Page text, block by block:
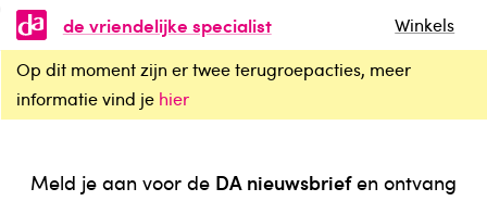
de vriendelijke specialist
Winkels
Op dit moment zijn er twee terugroepacties, meer
informatie vind je hier
Meld je aan voor de DA nieuwsbriefen ontvang